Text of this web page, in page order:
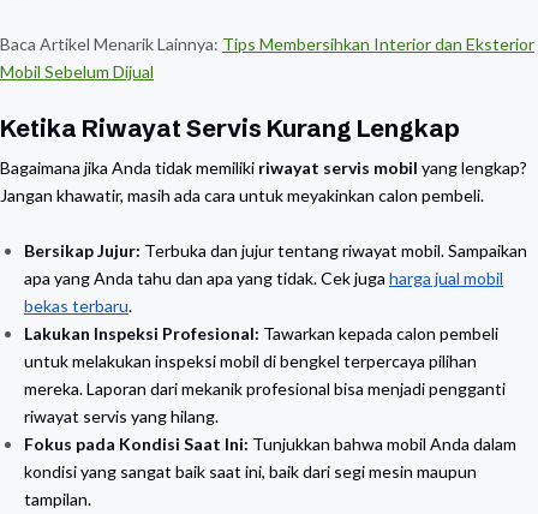
Baca Artikel Menarik Lainnya: Tips Membersihkan Interior dan Eksterior
Mobil Sebelum Dijual
Ketika Riwayat Servis Kurang Lengkap
Bagaimana jika Anda tidak memiliki riwayat servis mobil yang lengkap?
Jangan khawatir, masih ada cara untuk meyakinkan calon pembeli.
Bersikap Jujur: Terbuka dan jujur tentang riwayat mobil. Sampaikan
apa yang Anda tahu dan apa yang tidak. Cek juga harga jual mobil
bekas terbaru.
Lakukan Inspeksi Profesional: Tawarkan kepada calon pembeli
untuk melakukan inspeksi mobil di bengkel terpercaya pilihan
mereka. Laporan dari mekanik profesional bisa menjadi pengganti
riwayat servis yang hilang.
Fokus pada Kondisi Saat Ini: Tunjukkan bahwa mobil Anda dalam
kondisi yang sangat baik saat ini, baik dari segi mesin maupun
tampilan.